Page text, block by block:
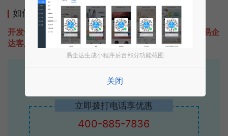
如何开发类似呼儿嘿哟的小程序
开发一款类似呼儿嘿哟的小程序不难，只需要咨询本站易企
达客服即可为您定制开发，免费提供报价。
易企达10年行业沉淀！
专业小程序、公众号H5 APP等软件开发
立即拨打电话享优惠
400-885-7836
易企达生成小程序后台部分功能截图
关闭